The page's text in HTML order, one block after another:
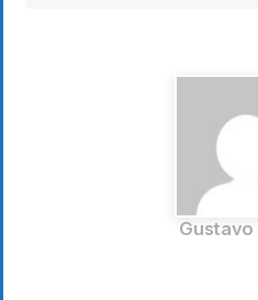
Gustavo